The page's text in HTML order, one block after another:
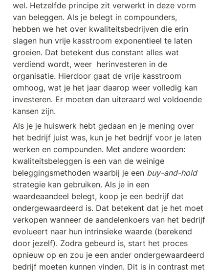
wel. Hetzelfde principe zit verwerkt in deze vorm
van beleggen. Als je belegt in compounders,
hebben we het over kwaliteitsbedrijven die erin
slagen hun vrije kasstroom exponentieel te laten
groeien. Dat betekent dus constant alles wat
verdiend wordt, weer  herinvesteren in de
organisatie. Hierdoor gaat de vrije kasstroom
omhoog, wat je het jaar daarop weer volledig kan
investeren. Er moeten dan uiteraard wel voldoende
kansen zijn.
Als je je huiswerk hebt gedaan en je mening over
het bedrijf juist was, kun je het bedrijf voor je laten
werken en compounden. Met andere woorden:
kwaliteitsbeleggen is een van de weinige
beleggingsmethoden waarbij je een
buy-and-hold
strategie kan gebruiken. Als je in een
waardeaandeel belegt, koop je een bedrijf dat
ondergewaardeerd is. Dat betekent dat je het moet
verkopen wanneer de aandelenkoers van het bedrijf
evolueert naar hun intrinsieke waarde (berekend
door jezelf). Zodra gebeurd is, start het proces
opnieuw op en zou je een ander ondergewaardeerd
bedrijf moeten kunnen vinden. Dit is in contrast met